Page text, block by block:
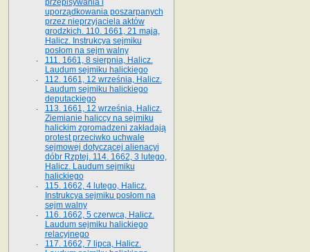
przepisywania i
uporządkowania poszarpanych
przez nieprzyjaciela aktów
grodzkich. 110. 1661, 21 maja,
Halicz. Instrukcya sejmiku
posłom na sejm walny
111. 1661, 8 sierpnia, Halicz.
Laudum sejmiku halickiego
112. 1661, 12 września, Halicz.
Laudum sejmiku halickiego
deputackiego
113. 1661, 12 września, Halicz.
Ziemianie haliccy na sejmiku
halickim zgromadzeni zakładają
protest przeciwko uchwale
sejmowej dotyczącej alienacyi
dóbr Rzptej. 114. 1662, 3 lutego,
Halicz. Laudum sejmiku
halickiego
115. 1662, 4 lutego, Halicz.
Instrukcya sejmiku posłom na
sejm walny
116. 1662, 5 czerwca, Halicz.
Laudum sejmiku halickiego
relacyjnego
117. 1662, 7 lipca, Halicz.